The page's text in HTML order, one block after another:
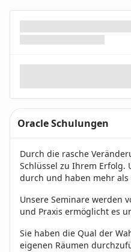
Oracle Schulungen
Durch die rasche
Schlüssel zu Ihrem Erfolg.
durch und haben mehr als
Unsere Seminare werden
und Praxis ermöglicht es
Sie haben die Qual der
eigenen Räumen